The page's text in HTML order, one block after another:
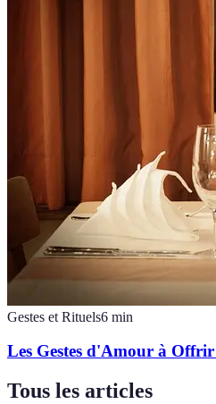
Gestes et Rituels6 min
Les Gestes d'Amour à
Tous les articles